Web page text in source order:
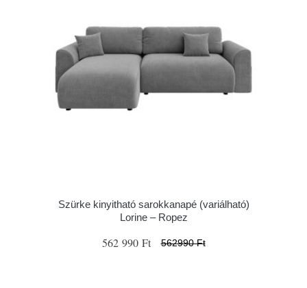
Szürke kinyitható sarokkanapé (variálható)
Lorine – Ropez
562 990 Ft 562990 Ft